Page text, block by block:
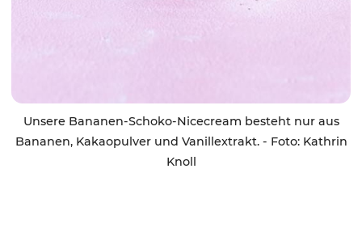
Unsere Bananen-Schoko-Nicecream besteht nur aus
Bananen, Kakaopulver und Vanillextrakt. - Foto: Kathrin
Knoll